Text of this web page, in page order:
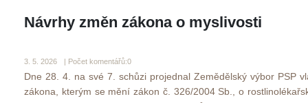
Návrhy změn zákona o myslivosti
3. 5. 2026 | Počet komentářů:0
Dne 28. 4. na své 7. schůzi projednal Zemědělský výbor PSP
zákona, kterým se mění zákon č. 326/2004 Sb., o